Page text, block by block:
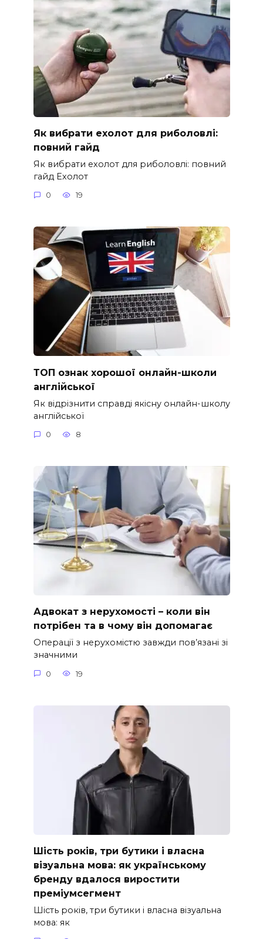
Як вибрати ехолот для риболовлі:
повний гайд
Як вибрати ехолот для риболовлі: повний
гайд Ехолот
0 19
ТОП ознак хорошої онлайн-школи
англійської
Як відрізнити справді якісну онлайн-школу
англійської
0 8
Адвокат з нерухомості – коли він
потрібен та в чому він допомагає
Операції з нерухомістю завжди пов’язані зі
значними
0 19
Шість років, три бутики і власна
візуальна мова: як українському
бренду вдалося виростити
преміумсегмент
Шість років, три бутики і власна візуальна
мова: як